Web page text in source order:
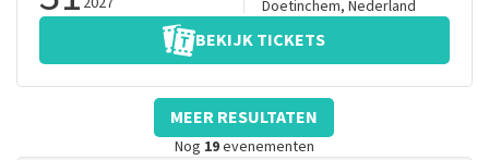
Doetinchem, Nederland
BEKIJK TICKETS
MEER RESULTATEN
Nog 19evenementen